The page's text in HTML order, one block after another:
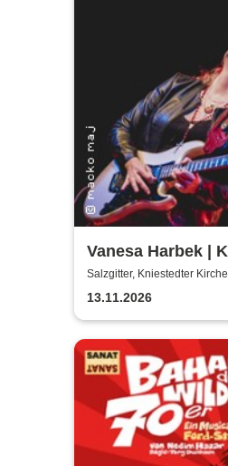
Vanesa Harbek | Kniestedter
Kirche
Salzgitter, Kniestedter Kirche
13.11.2026